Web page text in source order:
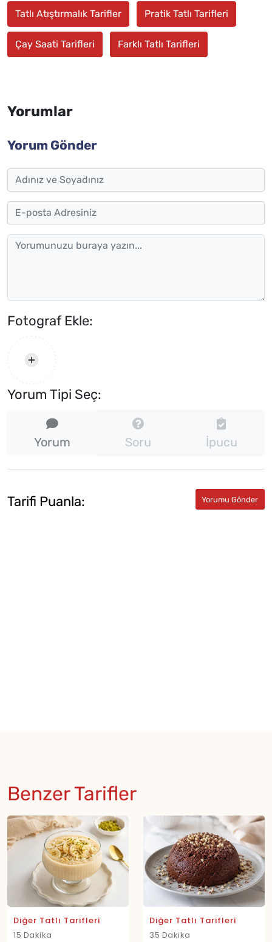
Tatlı Atıştırmalık Tarifler Pratik Tatlı Tarifleri
Çay Saati Tarifleri Farklı Tatlı Tarifleri
Yorumlar
Yorum Gönder
Fotograf Ekle:
Yorum Tipi Seç:
Yorum Soru İpucu
Tarifi Puanla:
Benzer Tarifler
Diğer Tatlı Tarifleri
15 Dakika
Diğer Tatlı Tarifleri
35 Dakika